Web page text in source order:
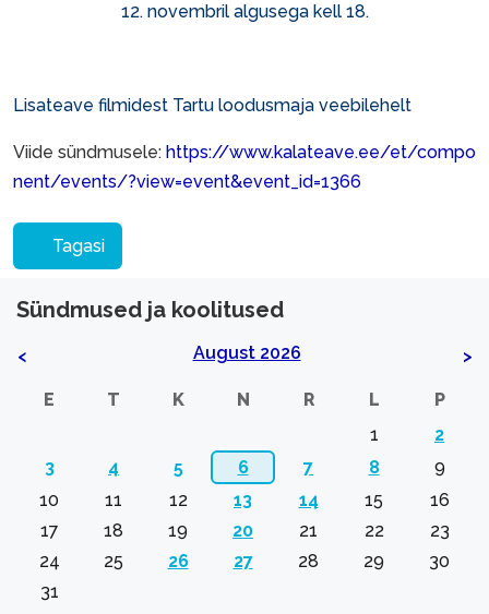
12. novembril algusega kell 18.
Lisateave filmidest Tartu loodusmaja veebilehelt
Viide sündmusele: https://www.kalateave.ee/et/compo
nent/events/?view=event&event_id=1366
Tagasi
Sündmused ja koolitused
< August 2026 >
E T K N R L
P
1
2
3
4 5 6 7 8
9
10
11 12 13 14 15
16
17
18 19 20 21 22
23
24
25 26 27 28 29
30
31